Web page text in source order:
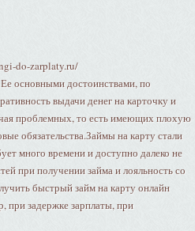
do-zarplaty.ru/
основными достоинствами, по
выдачи денег на карточку и
проблемных, то есть имеющих плохую
обязательства.Займы на карту стали
много времени и доступно далеко не
при получении займа и лояльность со
быстрый займ на карту онлайн
при задержке зарплаты, при